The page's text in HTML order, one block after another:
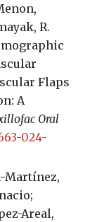
R.
Flaps
A
Oral
024-
Martínez,
Areal,